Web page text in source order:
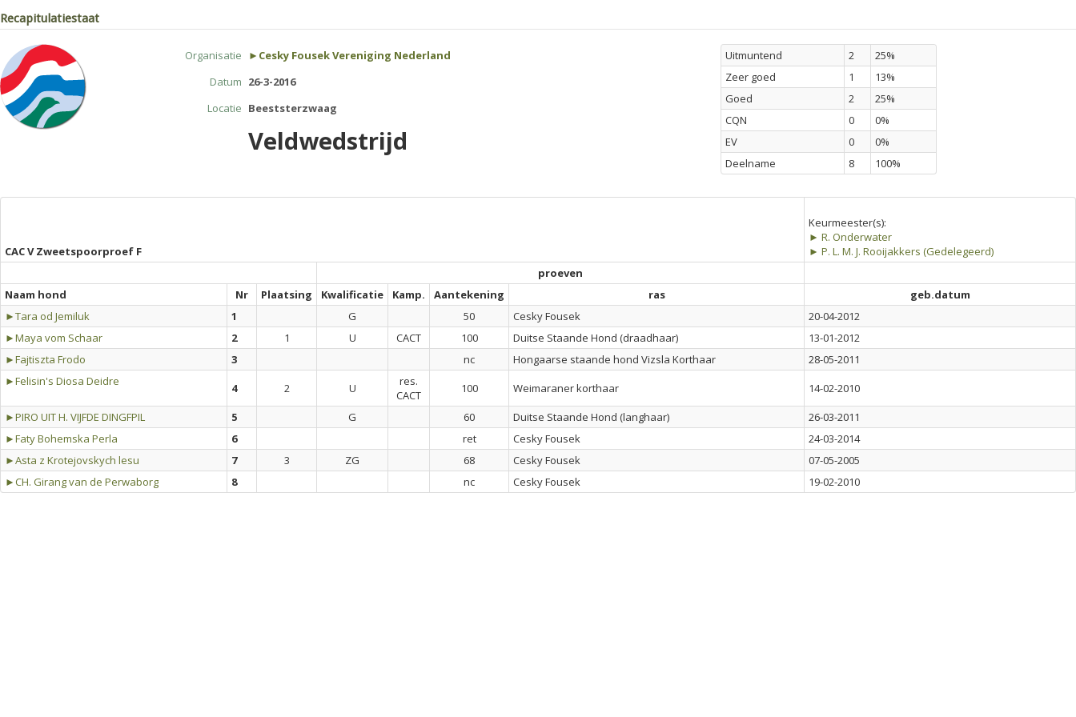
Recapitulatiestaat
Organisatie
►Cesky Fousek Vereniging Nederland
Datum 26-3-2016
Locatie Beeststerzwaag
Veldwedstrijd
Uitmuntend 2
25%
Zeer goed
1
13%
Goed
2
25%
CQN
0
0%
EV
0
0%
Deelname
8 100%
CAC V Zweetspoorproef F
Keurmeester(s):
► R. Onderwater
► P. L. M. J. Rooijakkers (Gedelegeerd)
proeven
Naam hond
Nr Plaatsing Kwalificatie Kamp. Aantekening ras
geb.datum
►Tara od Jemiluk
1 G 50 Cesky Fousek
20-04-2012
►Maya vom Schaar
2 1 U CACT 100 Duitse Staande Hond (draadhaar)
13-01-2012
►Fajtiszta Frodo
3 nc Hongaarse staande hond Vizsla Korthaar
28-05-2011
►Felisin's Diosa Deidre
4 2 U
res.
CACT
100 Weimaraner korthaar
14-02-2010
►PIRO UIT H. VIJFDE DINGFPIL
5 G 60 Duitse Staande Hond (langhaar)
26-03-2011
►Faty Bohemska Perla
6 ret Cesky Fousek
24-03-2014
►Asta z Krotejovskych lesu
7 3 ZG 68 Cesky Fousek
07-05-2005
►CH. Girang van de Perwaborg
8 nc Cesky Fousek 19-02-2010